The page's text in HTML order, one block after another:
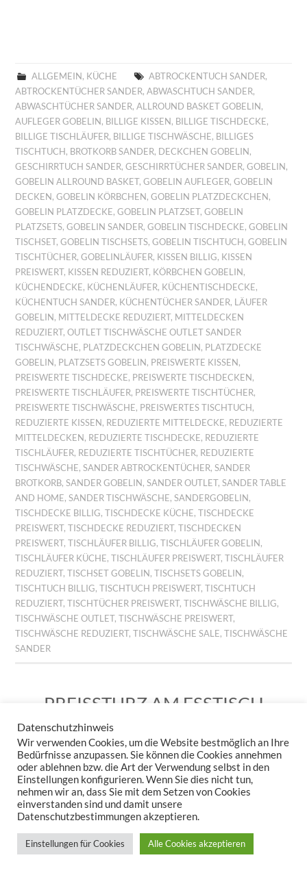
ALLGEMEIN , KÜCHE ABTROCKENTUCH SANDER,
ABTROCKENTÜCHER SANDER,ABWASCHTUCH SANDER,
ABWASCHTÜCHER SANDER,ALLROUND BASKET GOBELIN ,
AUFLEGER GOBELIN , BILLIGE KISSEN , BILLIGE TISCHDECKE,
BILLIGE TISCHLÄUFER, BILLIGE TISCHWÄSCHE, BILLIGES
TISCHTUCH , BROTKORB SANDER, DECKCHEN GOBELIN ,
GESCHIRRTUCH SANDER,GESCHIRRTÜCHER SANDER,GOBELIN ,
GOBELIN ALLROUND BASKET,GOBELIN AUFLEGER,GOBELIN
DECKEN ,GOBELIN KÖRBCHEN ,GOBELIN PLATZDECKCHEN ,
GOBELIN PLATZDECKE,GOBELIN PLATZSET,GOBELIN
PLATZSETS,GOBELIN SANDER,GOBELIN TISCHDECKE,GOBELIN
TISCHSET,GOBELIN TISCHSETS,GOBELIN TISCHTUCH ,GOBELIN
TISCHTÜCHER,GOBELINLÄUFER, KISSEN BILLIG, KISSEN
PREISWERT, KISSEN REDUZIERT, KÖRBCHEN GOBELIN ,
KÜCHENDECKE, KÜCHENLÄUFER, KÜCHENTISCHDECKE,
KÜCHENTUCH SANDER, KÜCHENTÜCHER SANDER, LÄUFER
GOBELIN , MITTELDECKE REDUZIERT, MITTELDECKEN
REDUZIERT,OUTLET TISCHWÄSCHE OUTLET SANDER
TISCHWÄSCHE, PLATZDECKCHEN GOBELIN , PLATZDECKE
GOBELIN , PLATZSETS GOBELIN , PREISWERTE KISSEN ,
PREISWERTE TISCHDECKE, PREISWERTE TISCHDECKEN ,
PREISWERTE TISCHLÄUFER, PREISWERTE TISCHTÜCHER,
PREISWERTE TISCHWÄSCHE, PREISWERTES TISCHTUCH ,
REDUZIERTE KISSEN , REDUZIERTE MITTELDECKE, REDUZIERTE
MITTELDECKEN , REDUZIERTE TISCHDECKE, REDUZIERTE
TISCHLÄUFER, REDUZIERTE TISCHTÜCHER, REDUZIERTE
TISCHWÄSCHE,SANDER ABTROCKENTÜCHER,SANDER
BROTKORB,SANDER GOBELIN ,SANDER OUTLET,SANDER TABLE
AND HOME,SANDER TISCHWÄSCHE,SANDERGOBELIN ,
TISCHDECKE BILLIG,TISCHDECKE KÜCHE,TISCHDECKE
PREISWERT,TISCHDECKE REDUZIERT,TISCHDECKEN
PREISWERT,TISCHLÄUFER BILLIG,TISCHLÄUFER GOBELIN ,
TISCHLÄUFER KÜCHE,TISCHLÄUFER PREISWERT,TISCHLÄUFER
REDUZIERT,TISCHSET GOBELIN ,TISCHSETS GOBELIN ,
TISCHTUCH BILLIG,TISCHTUCH PREISWERT,TISCHTUCH
REDUZIERT,TISCHTÜCHER PREISWERT,TISCHWÄSCHE BILLIG,
TISCHWÄSCHE OUTLET,TISCHWÄSCHE PREISWERT,
TISCHWÄSCHE REDUZIERT,TISCHWÄSCHE SALE,TISCHWÄSCHE
SANDER
PREISSTURZ AM ESSTISCH
– JETZT WIRD’S WILD!
29. JUNI 2026 KERSTIN STEPPUHN
HINTERLASSE EINEN
KOMMENTAR
Datenschutzhinweis
Wir verwenden Cookies, um die Website bestmöglich an Ihre
Bedürfnisse anzupassen. Sie können die Cookies annehmen
oder ablehnen bzw. die Art der Verwendung selbst in den
Einstellungen konfigurieren. Wenn Sie dies nicht tun,
nehmen wir an, dass Sie mit dem Setzen von Cookies
einverstanden sind und damit unsere
Datenschutzbestimmungen akzeptieren.
Einstellungen für Cookies Alle Cookies akzeptieren